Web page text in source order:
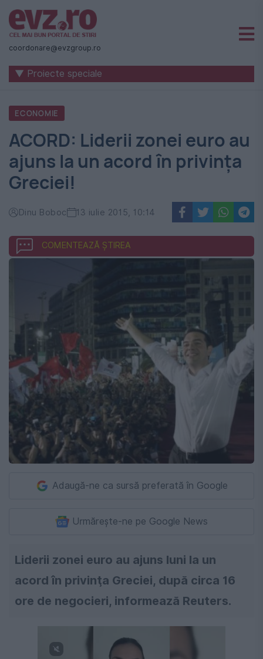
Știri
naționale
internaționale
România
-
Evenimentul
Zilei
coordonare@evzgroup.ro
▼ Proiecte speciale
ECONOMIE
ACORD: Liderii zonei euro au
ajuns la un acord în privinţa
Greciei!
Dinu Boboc 13 iulie 2015, 10:14
COMENTEAZĂ ȘTIREA
Adaugă-ne ca sursă preferată în Google
Urmărește-ne pe Google News
Liderii zonei euro au ajuns luni la un
acord în privinţa Greciei, după circa 16
ore de negocieri, informează Reuters.